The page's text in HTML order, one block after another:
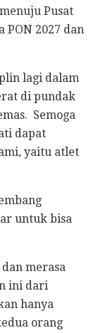
Pusat
PON 2027 dan
lagi dalam
di pundak
Semoga
dapat
yaitu atlet
untuk bisa
merasa
ini dari
hanya
orang